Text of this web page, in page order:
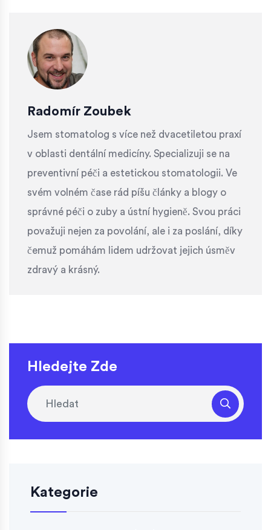
Radomír Zoubek
Jsem stomatolog s více než dvacetiletou praxí
v oblasti dentální medicíny. Specializuji se na
preventivní péči a estetickou stomatologii. Ve
svém volném čase rád píšu články a blogy o
správné péči o zuby a ústní hygieně. Svou práci
považuji nejen za povolání, ale i za poslání, díky
čemuž pomáhám lidem udržovat jejich úsměv
zdravý a krásný.
Hledejte Zde
Kategorie